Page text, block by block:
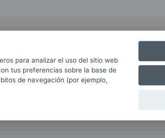
Calefacción en la provincia
para analizar el uso del sitio web
tus preferencias sobre la base de
de navegación (por ejemplo,